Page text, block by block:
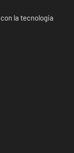
la tecnologia